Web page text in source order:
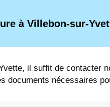
à Villebon-sur-
il suffit de contacter
documents nécessaires